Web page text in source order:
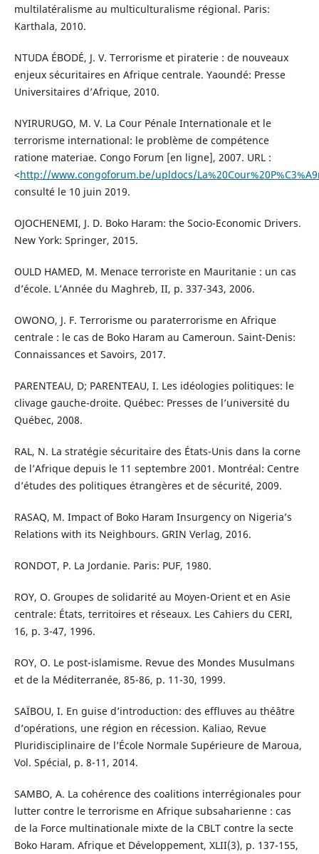
multilatéralisme au multiculturalisme régional. Paris:
Karthala, 2010.
NTUDA ÉBODÉ, J. V. Terrorisme et piraterie : de nouveaux
enjeux sécuritaires en Afrique centrale. Yaoundé: Presse
Universitaires d’Afrique, 2010.
NYIRURUGO, M. V. La Cour Pénale Internationale et le
terrorisme international: le problème de compétence
ratione materiae. Congo Forum [en ligne], 2007. URL :
<http://www.congoforum.be/upldocs/
consulté le 10 juin 2019.
OJOCHENEMI, J. D. Boko Haram: the Socio-Economic Drivers.
New York: Springer, 2015.
OULD HAMED, M. Menace terroriste en Mauritanie : un cas
d’école. L’Année du Maghreb, II, p. 337-343, 2006.
OWONO, J. F. Terrorisme ou paraterrorisme en Afrique
centrale : le cas de Boko Haram au Cameroun. Saint-Denis:
Connaissances et Savoirs, 2017.
PARENTEAU, D; PARENTEAU, I. Les idéologies politiques: le
clivage gauche-droite. Québec: Presses de l’université du
Québec, 2008.
RAL, N. La stratégie sécuritaire des États-Unis dans la corne
de l’Afrique depuis le 11 septembre 2001. Montréal: Centre
d’études des politiques étrangères et de sécurité, 2009.
RASAQ, M. Impact of Boko Haram Insurgency on Nigeria’s
Relations with its Neighbours. GRIN Verlag, 2016.
RONDOT, P. La Jordanie. Paris: PUF, 1980.
ROY, O. Groupes de solidarité au Moyen-Orient et en Asie
centrale: États, territoires et réseaux. Les Cahiers du CERI,
16, p. 3-47, 1996.
ROY, O. Le post-islamisme. Revue des Mondes Musulmans
et de la Méditerranée, 85-86, p. 11-30, 1999.
SAÏBOU, I. En guise d’introduction: des effluves au théâtre
d’opérations, une région en récession. Kaliao, Revue
Pluridisciplinaire de l’École Normale Supérieure de Maroua,
Vol. Spécial, p. 8-11, 2014.
SAMBO, A. La cohérence des coalitions interrégionales pour
lutter contre le terrorisme en Afrique subsaharienne : cas
de la Force multinationale mixte de la CBLT contre la secte
Boko Haram. Afrique et Développement, XLII(3), p. 137-155,